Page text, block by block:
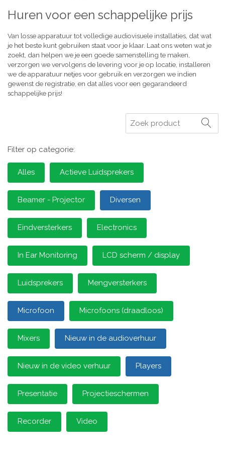
Huren voor een schappelijke prijs
Van losse apparatuur tot volledige audiovisuele installaties, dat wat
je het beste kunt gebruiken staat voor je klaar. Laat ons weten wat je
zoekt, dan helpen we je een goede samenstelling te maken,
verzorgen we vervolgens de levering voor je op locatie, installeren
we de apparatuur netjes voor gebruik en verzorgen we indien
gewenst de registratie, en dat alles voor een gegarandeerd
schappelijke prijs!
Zoeken
Filter op categorie:
Alles Actieve Luidsprekers
Beamer - Projector Diversen
Eindversterkers Electronics
In Ear Monitoring LCD scherm / display
Luidsprekers Mengversterkers
Microfoon Microfoons (draadloos)
Mixers Nieuw in de audioverhuur
Nieuw in de video verhuur Players
Presentatie Projectieschermen
Recorder Video